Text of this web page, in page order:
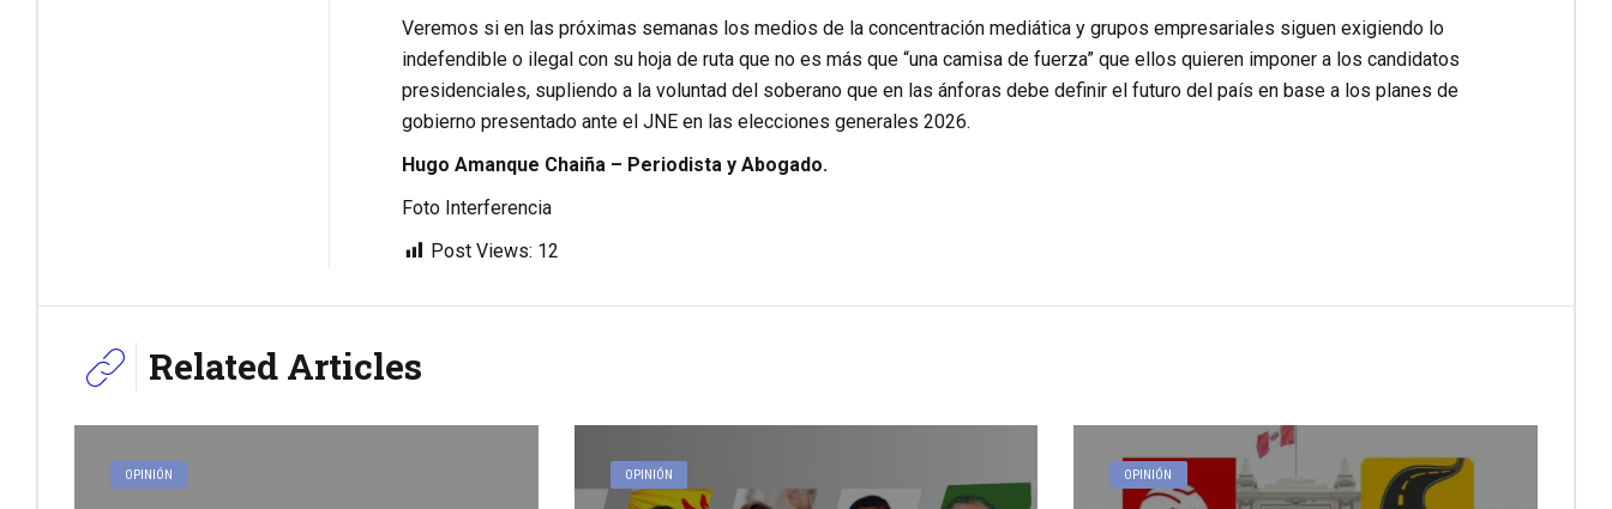
Veremos si en las próximas semanas los medios de la concentración mediática y grupos empresariales siguen exigiendo lo
indefendible o ilegal con su hoja de ruta que no es más que “una camisa de fuerza” que ellos quieren imponer a los candidatos
presidenciales, supliendo a la voluntad del soberano que en las ánforas debe definir el futuro del país en base a los planes de
gobierno presentado ante el JNE en las elecciones generales 2026.
Hugo Amanque Chaiña – Periodista y Abogado.
Foto Interferencia
Post Views: 12
Related Articles
OPINIÓN OPINIÓN OPINIÓN